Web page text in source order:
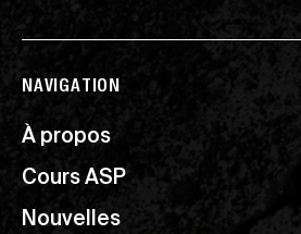
NAVIGATION
À propos
Cours ASP
Nouvelles